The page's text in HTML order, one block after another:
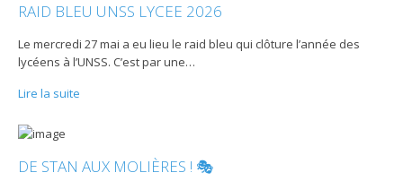
RAID BLEU UNSS LYCEE 2026
Le mercredi 27 mai a eu lieu le raid bleu qui clôture l’année des
lycéens à l’UNSS. C’est par une…
Lire la suite
DE STAN AUX MOLIÈRES ! 🎭